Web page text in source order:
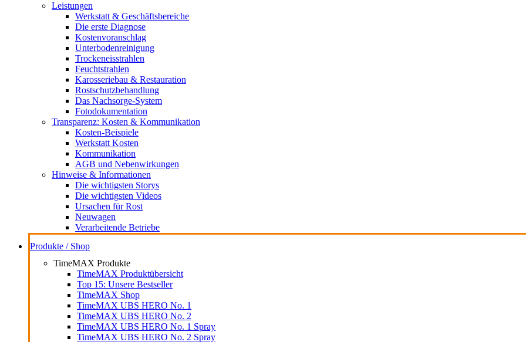
Leistungen
Werkstatt & Geschäftsbereiche
Die erste Diagnose
Kostenvoranschlag
Unterbodenreinigung
Trockeneisstrahlen
Feuchtstrahlen
Karosseriebau & Restauration
Rostschutzbehandlung
Das Nachsorge-System
Fotodokumentation
Transparenz: Kosten & Kommunikation
Kosten-Beispiele
Werkstatt Kosten
Kommunikation
AGB und Nebenwirkungen
Hinweise & Informationen
Die wichtigsten Storys
Die wichtigsten Videos
Ursachen für Rost
Neuwagen
Verarbeitende Betriebe
Produkte / Shop
TimeMAX Produkte
TimeMAX Produktübersicht
Top 15: Unsere Bestseller
TimeMAX Shop
TimeMAX UBS HERO No. 1
TimeMAX UBS HERO No. 2
TimeMAX UBS HERO No. 1 Spray
TimeMAX UBS HERO No. 2 Spray